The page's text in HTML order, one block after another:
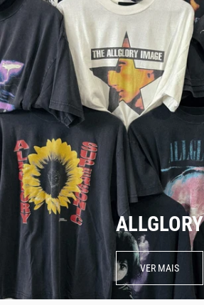
ALLGLORY
VER MAIS